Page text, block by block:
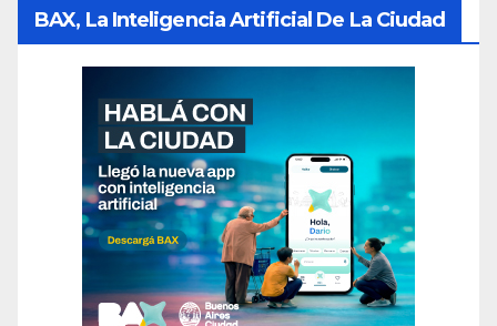
BAX, La Inteligencia Artificial De La Ciudad